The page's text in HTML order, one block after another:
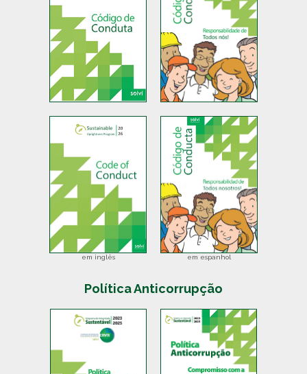
em inglês em espanhol
Política Anticorrupção